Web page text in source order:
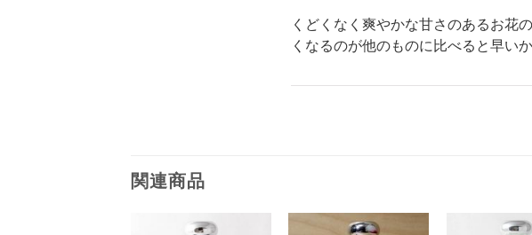
くどくなく爽やかな甘さのあるお花
くなるのが他のものに比べると早い
関連商品